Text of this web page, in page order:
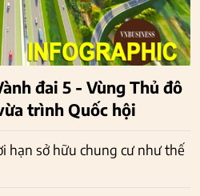
đai 5 - Vùng Thủ đô
trình Quốc hội
hạn sở hữu chung cư như thế